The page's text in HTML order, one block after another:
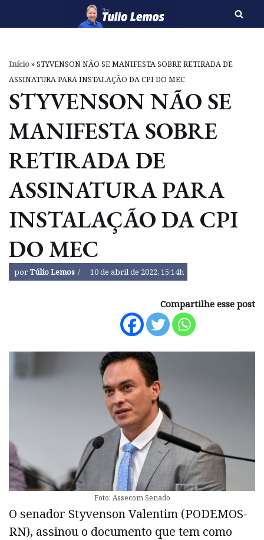
o
conteúdo
Início»STYVENSON NÃO SE MANIFESTA SOBRE RETIRADA DE
ASSINATURA PARA INSTALAÇÃO DA CPI DO MEC
STYVENSON NÃO SE
MANIFESTA SOBRE
RETIRADA DE
ASSINATURA PARA
INSTALAÇÃO DA CPI
DO MEC
porTúlio Lemos 10 de abril de 2022, 15:14h
Compartilhe esse post
Foto: Assecom Senado
O senador Styvenson Valentim (PODEMOS-
RN), assinou o documento que tem como